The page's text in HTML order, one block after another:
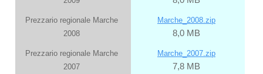
Prezzario regionale Marche
2008
Marche_2008.zip
8,0 MB
Prezzario regionale Marche
2007
Marche_2007.zip
7,8 MB